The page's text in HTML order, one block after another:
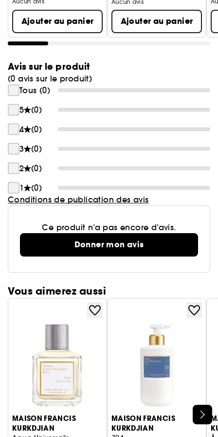
le corps, la brume pour les cheveux et le savon
solide.
Famille olfactive: Floral boisé ambré
Ajouter au panier
Aucun avis
Ajouter au panier
Avis sur le produit
(0 avis sur le produit)
Tous (0)
5
(0)
4
(0)
3
(0)
2
(0)
1
(0)
Conditions de publication des avis
Ce produit n’a pas encore d’avis.
Donner mon avis
Vous aimerez aussi
Ignorer le carrousel produits
MAISON FRANCIS
KURKDJIAN
MAISON FRANCIS
KURKDJIAN